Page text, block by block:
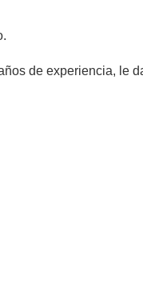
de experiencia, le